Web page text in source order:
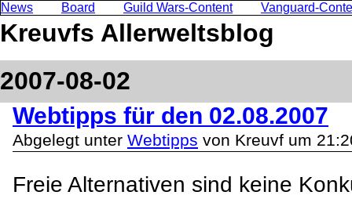
News Board Guild Wars-Content Vanguard-
Kreuvfs Allerweltsblog
2007-08-02
Webtipps für den 02.08.2007
Abgelegt unter Webtipps von Kreuvf um
Freie Alternativen sind keine